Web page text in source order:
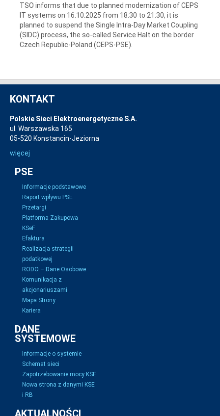
TSO informs that due to planned modernization of CEPS
IT systems on 16.10.2025 from 18:30 to 21:30, it is
planned to suspend the Single Intra-Day Market Coupling
(SIDC) process, the so-called Service Halt on the border
Czech Republic-Poland (CEPS-PSE).
KONTAKT
Polskie Sieci Elektroenergetyczne S.A.
ul. Warszawska 165
05-520 Konstancin-Jeziorna
więcej
PSE
Informacje podstawowe
Raport wpływu PSE
Przetargi
Platforma Zakupowa
KSeF
Efaktura
Realizacja strategii
podatkowej
RODO – Dane Osobowe
Komunikacja z
akcjonariuszami
Mapa Strony
Kariera
DANE
SYSTEMOWE
Informacje o systemie
Schemat sieci
Zapotrzebowanie mocy KSE
Nowa strona z danymi KSE
i RB
AKTUALNOŚCI